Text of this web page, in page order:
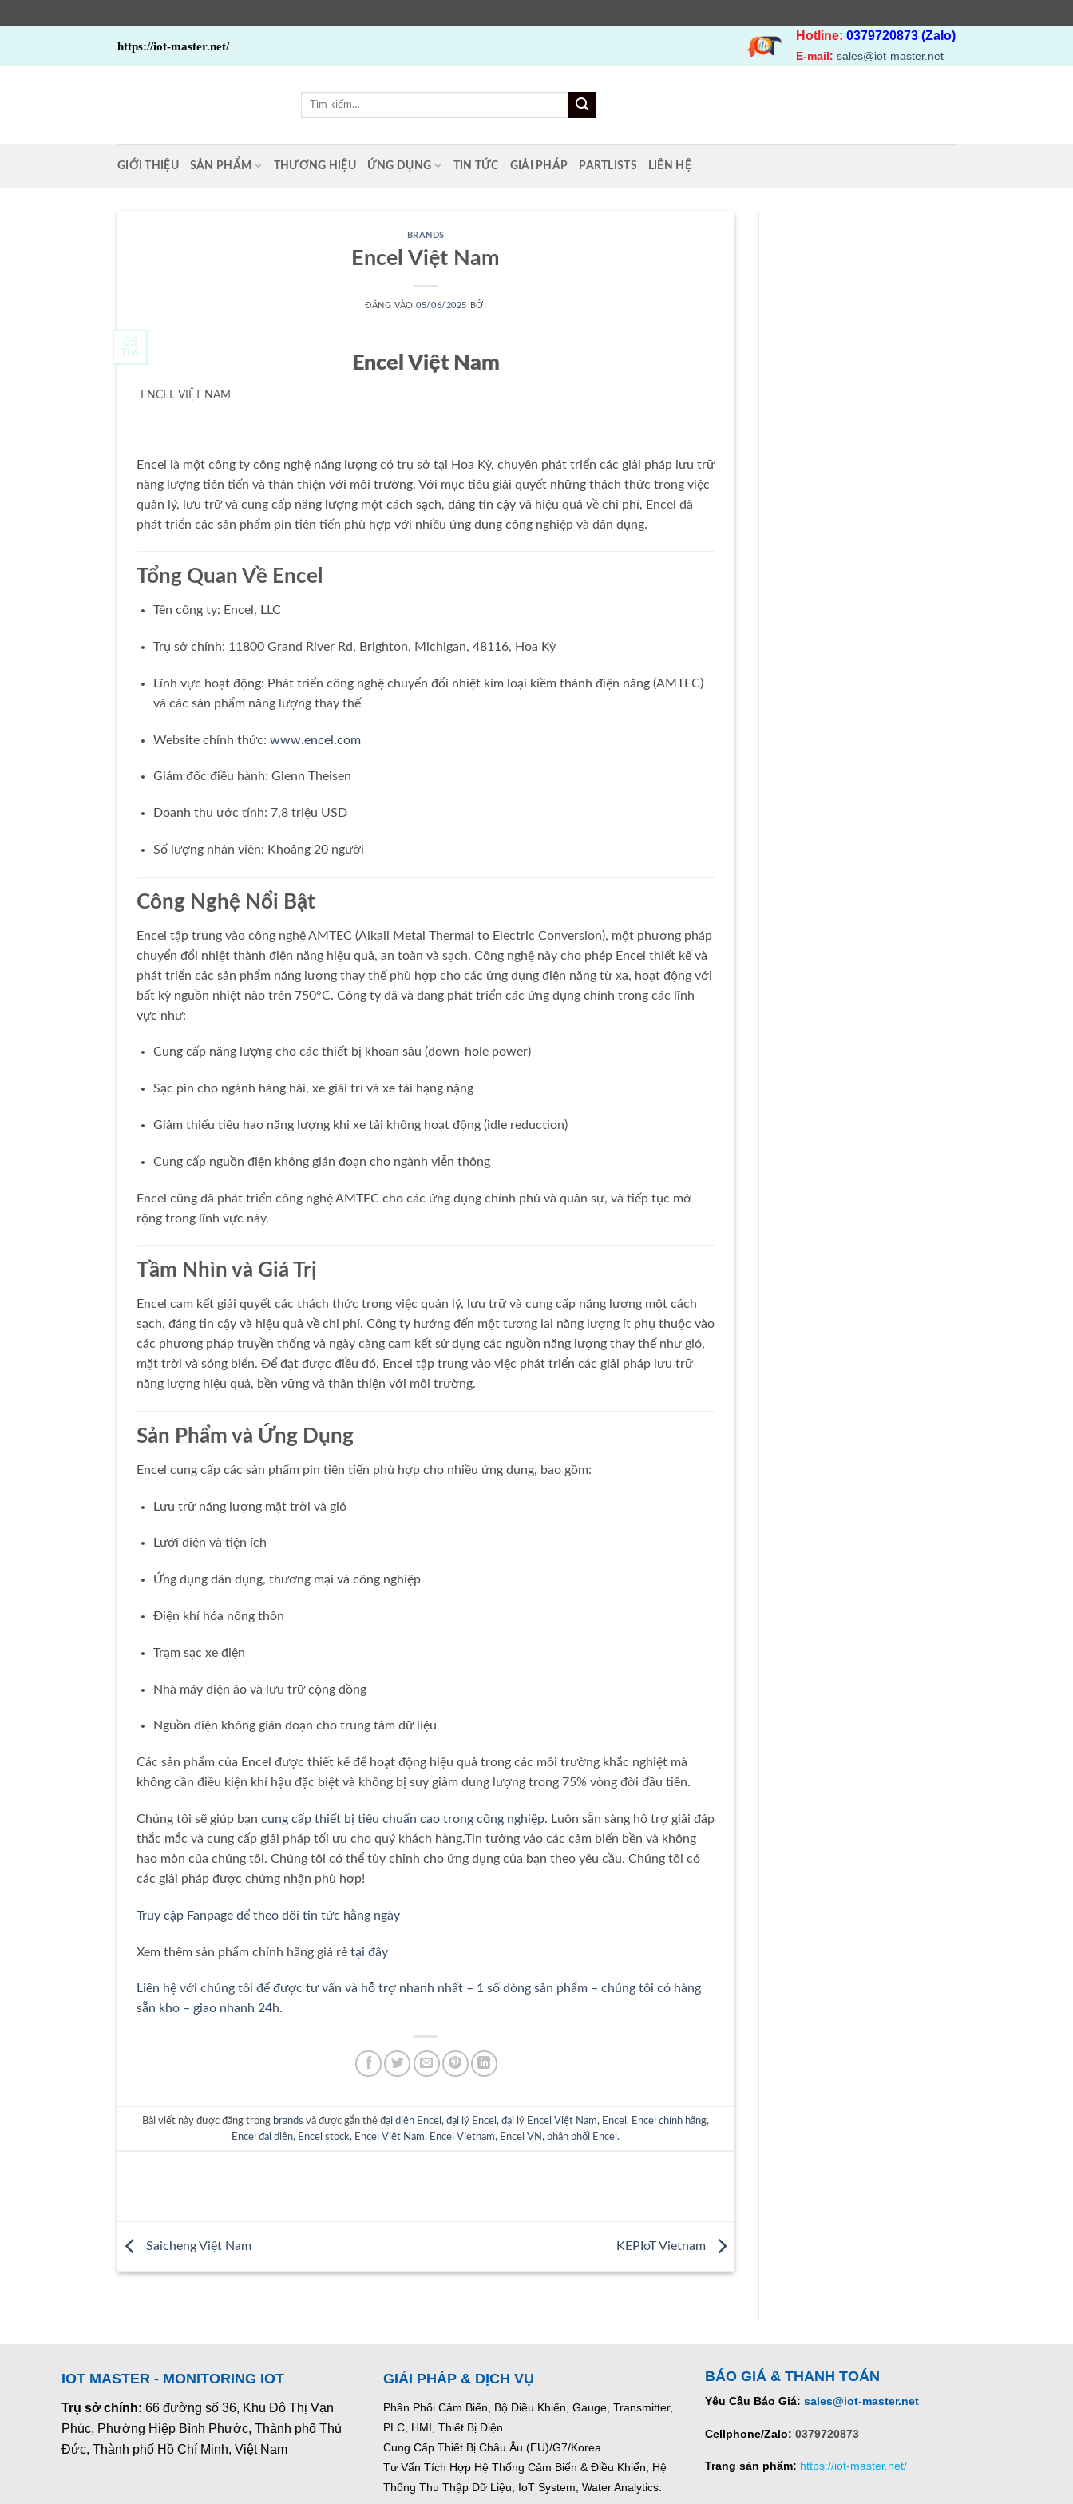
https://iot-master.net/
Hotline: 0379720873 (Zalo)
E-mail: sales@iot-master.net
Tìm
GIỚI THIỆU SẢN PHẨM THƯƠNG HIỆU ỨNG DỤNG TIN TỨC GIẢI PHÁP PARTLISTS LIÊN HỆ
BRANDS
Encel Việt Nam
ĐĂNG VÀO05/06/2025 BỞI
05
Th6 Encel Việt Nam
ENCEL VIỆT NAM
Encel là một công ty công nghệ năng lượng có trụ sở tại Hoa Kỳ, chuyên phát triển các giải pháp lưu trữ
năng lượng tiên tiến và thân thiện với môi trường. Với mục tiêu giải quyết những thách thức trong việc
quản lý, lưu trữ và cung cấp năng lượng một cách sạch, đáng tin cậy và hiệu quả về chi phí, Encel đã
phát triển các sản phẩm pin tiên tiến phù hợp với nhiều ứng dụng công nghiệp và dân dụng.
Tổng Quan Về Encel
Tên công ty: Encel, LLC
Trụ sở chính: 11800 Grand River Rd, Brighton, Michigan, 48116, Hoa Kỳ
Lĩnh vực hoạt động: Phát triển công nghệ chuyển đổi nhiệt kim loại kiềm thành điện năng (AMTEC)
và các sản phẩm năng lượng thay thế
Website chính thức: www.encel.com
Giám đốc điều hành: Glenn Theisen
Doanh thu ước tính: 7,8 triệu USD
Số lượng nhân viên: Khoảng 20 người
Công Nghệ Nổi Bật
Encel tập trung vào công nghệ AMTEC (Alkali Metal Thermal to Electric Conversion), một phương pháp
chuyển đổi nhiệt thành điện năng hiệu quả, an toàn và sạch. Công nghệ này cho phép Encel thiết kế và
phát triển các sản phẩm năng lượng thay thế phù hợp cho các ứng dụng điện năng từ xa, hoạt động với
bất kỳ nguồn nhiệt nào trên 750°C. Công ty đã và đang phát triển các ứng dụng chính trong các lĩnh
vực như:
Cung cấp năng lượng cho các thiết bị khoan sâu (down-hole power)
Sạc pin cho ngành hàng hải, xe giải trí và xe tải hạng nặng
Giảm thiểu tiêu hao năng lượng khi xe tải không hoạt động (idle reduction)
Cung cấp nguồn điện không gián đoạn cho ngành viễn thông
Encel cũng đã phát triển công nghệ AMTEC cho các ứng dụng chính phủ và quân sự, và tiếp tục mở
rộng trong lĩnh vực này.
Tầm Nhìn và Giá Trị
Encel cam kết giải quyết các thách thức trong việc quản lý, lưu trữ và cung cấp năng lượng một cách
sạch, đáng tin cậy và hiệu quả về chi phí. Công ty hướng đến một tương lai năng lượng ít phụ thuộc vào
các phương pháp truyền thống và ngày càng cam kết sử dụng các nguồn năng lượng thay thế như gió,
mặt trời và sóng biển. Để đạt được điều đó, Encel tập trung vào việc phát triển các giải pháp lưu trữ
năng lượng hiệu quả, bền vững và thân thiện với môi trường.
Sản Phẩm và Ứng Dụng
Encel cung cấp các sản phẩm pin tiên tiến phù hợp cho nhiều ứng dụng, bao gồm:
Lưu trữ năng lượng mặt trời và gió
Lưới điện và tiện ích
Ứng dụng dân dụng, thương mại và công nghiệp
Điện khí hóa nông thôn
Trạm sạc xe điện
Nhà máy điện ảo và lưu trữ cộng đồng
Nguồn điện không gián đoạn cho trung tâm dữ liệu
Các sản phẩm của Encel được thiết kế để hoạt động hiệu quả trong các môi trường khắc nghiệt mà
không cần điều kiện khí hậu đặc biệt và không bị suy giảm dung lượng trong 75% vòng đời đầu tiên.
Chúng tôi sẽ giúp bạn cung cấp thiết bị tiêu chuẩn cao trong công nghiệp. Luôn sẵn sàng hỗ trợ giải đáp
thắc mắc và cung cấp giải pháp tối ưu cho quý khách hàng.Tin tưởng vào các cảm biến bền và không
hao mòn của chúng tôi. Chúng tôi có thể tùy chỉnh cho ứng dụng của bạn theo yêu cầu. Chúng tôi có
các giải pháp được chứng nhận phù hợp!
Truy cập Fanpage để theo dõi tin tức hằng ngày
Xem thêm sản phẩm chính hãng giá rẻ tại đây
Liên hệ với chúng tôi để được tư vấn và hỗ trợ nhanh nhất – 1 số dòng sản phẩm – chúng tôi có hàng
sẵn kho – giao nhanh 24h.
Bài viết này được đăng trong brands và được gắn thẻđại diện Encel ,đại lý Encel ,đại lý Encel Việt Nam, Encel , Encel chính hãng,
Encel đại diện, Encel stock, Encel Việt Nam, Encel Vietnam, Encel VN , phân phối Encel .
Saicheng Việt Nam KEPIoT Vietnam
IOT MASTER - MONITORING IOT
Trụ sở chính: 66 đường số 36, Khu Đô Thị Vạn
Phúc, Phường Hiệp Bình Phước, Thành phố Thủ
Đức, Thành phố Hồ Chí Minh, Việt Nam
GIẢI PHÁP & DỊCH VỤ
Phân Phối Cảm Biến, Bộ Điều Khiển, Gauge, Transmitter,
PLC, HMI, Thiết Bị Điện.
Cung Cấp Thiết Bị Châu Âu (EU)/G7/Korea.
Tư Vấn Tích Hợp Hệ Thống Cảm Biến & Điều Khiển, Hệ
Thống Thu Thập Dữ Liệu, IoT System, Water Analytics.
BÁO GIÁ & THANH TOÁN
Yêu Cầu Báo Giá: sales@iot-master.net
Cellphone/Zalo: 0379720873
Trang sản phẩm: https://iot-master.net/